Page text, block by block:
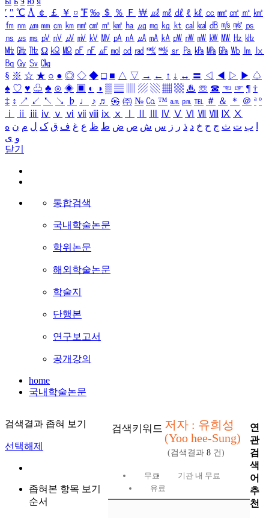
′ ″ ℃ Å ￠ ￡ ￥ ¤ ℉ ‰ ＄ ％ Ｆ ￦ ㎕ ㎖ ㎗ ℓ ㎘ ㏄ ㎣ ㎤ ㎥ ㎦
㎙ ㎚ ㎛ ㎜ ㎝ ㎞ ㎟ ㎠ ㎡ ㎢ ㏊ ㎍ ㎎ ㎏ ㏏ ㎈ ㎉ ㏈ ㎧ ㎨ ㎰
㎱ ㎲ ㎳ ㎴ ㎵ ㎶ ㎷ ㎸ ㎹ ㎀ ㎁ ㎂ ㎃ ㎄ ㎺ ㎻ ㎽ ㎾ ㎿ ㎐ ㎑
㎒ ㎓ ㎔ Ω ㏀ ㏁ ㎊ ㎋ ㎌ ㏖ ㏅ ㎭ ㎮ ㎯ ㏛ ㎩ ㎪ ㎫ ㎬ ㏝ ㏐
㏓
㏃ ㏉ ㏜ ㏆
§ ※ ☆ ★ ○ ● ◎ ◇ ◆ □ ■ △ ▽ → ← ↑ ↓ ↔ 〓 ◁ ◀ ▷ ▶ ♤
♠ ♡ ♥ ♧ ♣ ⊙ ◈ ▣ ◐ ◑ ▒ ▤ ▨ ▧ ▦ ▩ ♨ ☏ ☎ ☜ ☞ ¶ †
‡ ↕ ↗ ↙ ↖ ↘ ♭ ♩ ♪ ♬ ㉿ ㈜ № ㏇ ™ ㏂ ㏘ ℡ ＃ ＆ ＊ ＠ ª º
ⅰ
ⅱ ⅲ ⅳ ⅴ ⅵ ⅶ ⅷ ⅸ ⅹ Ⅳ Ⅴ Ⅵ Ⅶ Ⅷ Ⅸ Ⅹ
ب ت ث ج ح خ د ذ ر ز س ش ص ض ط ظ ع غ ف ق ک ل م ن ه
و ی
닫기
통합검색
국내학술논문
학위논문
해외학술논문
학술지
단행본
연구보고서
공개강의
home
국내학술논문
검색결과 좁혀 보기
선택해제
좁혀본 항목 보기
순서
검색키워드 저자 : 유희성
(Yoo hee-Sung)
(검색결과 8 건)
무료
기관 내 무료
유료
연
관
검
색
어
추
천